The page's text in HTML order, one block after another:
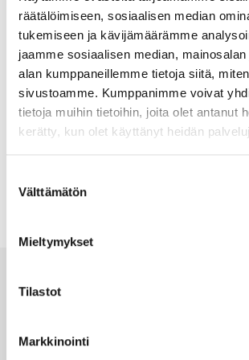
räätälöimiseen, sosiaalisen median
tukemiseen ja kävijämäärämme
jaamme sosiaalisen median,
alan kumppaneillemme tietoja siitä,
sivustoamme. Kumppanimme voivat
tietoja muihin tietoihin, joita olet antanut
kerätty, kun olet käyttänyt heidän
valinta
Välttämätön
Mieltymykset
Tilastot
Markkinointi
Siirry verkkohuutokauppaan tästä
Muut blogit